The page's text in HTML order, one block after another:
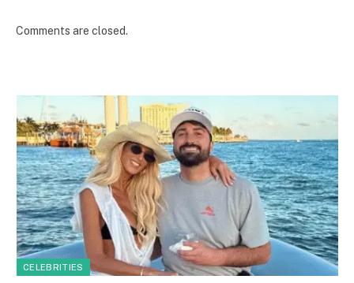
Comments are closed.
CELEBRITIES